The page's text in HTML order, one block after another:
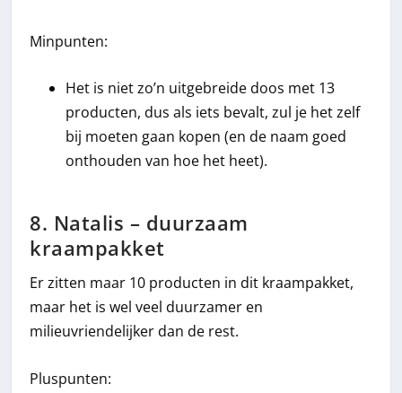
Minpunten:
Het is niet zo’n uitgebreide doos met 13
producten, dus als iets bevalt, zul je het zelf
bij moeten gaan kopen (en de naam goed
onthouden van hoe het heet).
8. Natalis – duurzaam
kraampakket
Er zitten maar 10 producten in dit kraampakket,
maar het is wel veel duurzamer en
milieuvriendelijker dan de rest.
Pluspunten: